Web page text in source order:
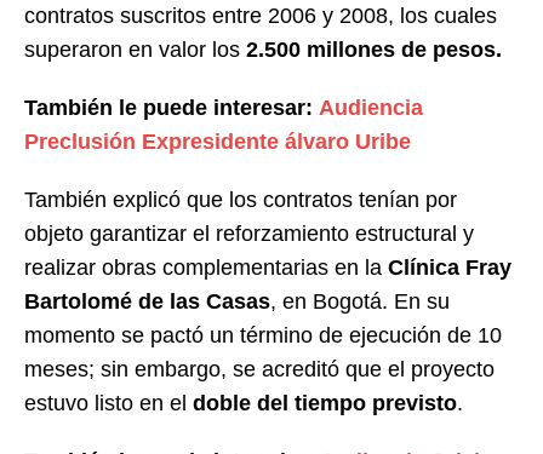
contratos suscritos entre 2006 y 2008, los cuales
superaron en valor los 2.500 millones de pesos.
También le puede interesar: Audiencia
Preclusión Expresidente álvaro Uribe
También explicó que los contratos tenían por
objeto garantizar el reforzamiento estructural y
realizar obras complementarias en la Clínica Fray
Bartolomé de las Casas, en Bogotá. En su
momento se pactó un término de ejecución de 10
meses; sin embargo, se acreditó que el proyecto
estuvo listo en el doble del tiempo previsto.